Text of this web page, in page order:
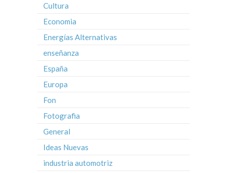
Cultura
Economia
Energías Alternativas
enseñanza
España
Europa
Fon
Fotografia
General
Ideas Nuevas
industria automotriz